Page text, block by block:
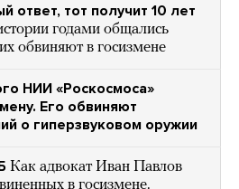
ответ, тот получит 10 лет
годами общались
обвиняют в госизмене
НИИ «Роскосмоса»
Его обвиняют
о гиперзвуковом оружии
Как адвокат Иван Павлов
в госизмене.